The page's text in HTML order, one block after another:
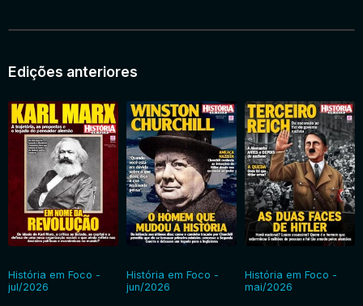
Edições anteriores
História em Foco -
jul/2026
História em Foco -
jun/2026
História em Foco -
mai/2026